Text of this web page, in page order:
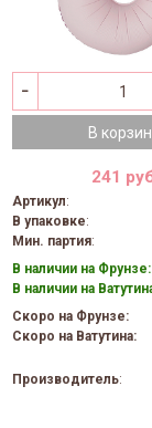
В
241
Артикул:
В упаковке:
Мин. партия:
В наличии на Фрунзе:
В наличии на
Скоро на Фрунзе:
Скоро на Ватутина:
Производитель: